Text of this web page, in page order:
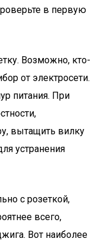
в первую
Возможно, кто-
от электросети.
питания. При
вытащить вилку
устранения
с розеткой,
всего,
Вот наиболее